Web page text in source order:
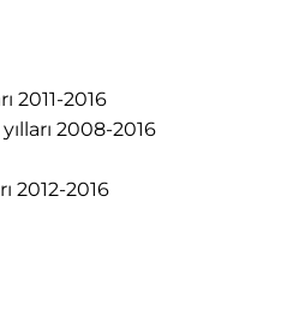
2011-2016
2008-2016
2012-2016